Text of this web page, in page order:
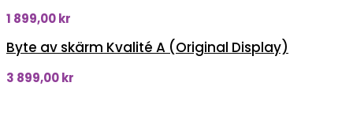
1 899,00kr
Byte av skärm Kvalité A (Original Display)
3 899,00kr